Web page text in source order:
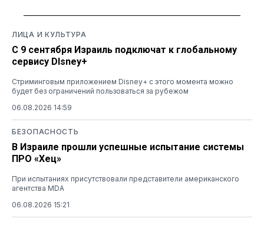
ЛИЦА И КУЛЬТУРА
С 9 сентября Израиль подключат к глобальному
сервису DIsney+
Стриминговым приложением Disney+ с этого момента можно
будет без ограничений пользоваться за рубежом
06.08.2026 14:59
БЕЗОПАСНОСТЬ
В Израиле прошли успешные испытание системы
ПРО «Хец»
При испытаниях присутствовали представители американского
агентства MDA
06.08.2026 15:21